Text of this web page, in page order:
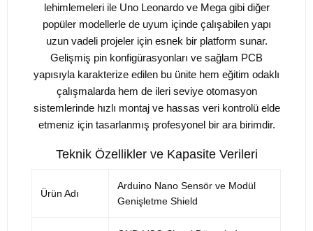
lehimlemeleri ile Uno Leonardo ve Mega gibi diğer
popüler modellerle de uyum içinde çalışabilen yapı
uzun vadeli projeler için esnek bir platform sunar.
Gelişmiş pin konfigürasyonları ve sağlam PCB
yapısıyla karakterize edilen bu ünite hem eğitim odaklı
çalışmalarda hem de ileri seviye otomasyon
sistemlerinde hızlı montaj ve hassas veri kontrolü elde
etmeniz için tasarlanmış profesyonel bir ara birimdir.
Teknik Özellikler ve Kapasite Verileri
Ürün Adı
Arduino Nano Sensör ve Modül
Genişletme Shield